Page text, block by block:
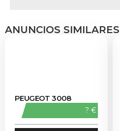
ANUNCIOS SIMILARES
PEUGEOT 3008
? €